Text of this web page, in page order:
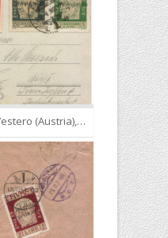
4.8.1921 Cartolina per l’estero (Austria),spedita nell’esatta tariffa di 40 cent., come cartolina postale, in quanto contenente comunicazioni epistolari